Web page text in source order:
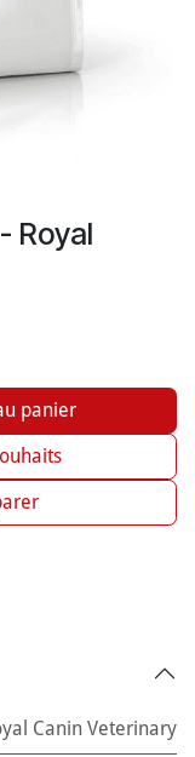
Royal
panier
Canin Veterinary